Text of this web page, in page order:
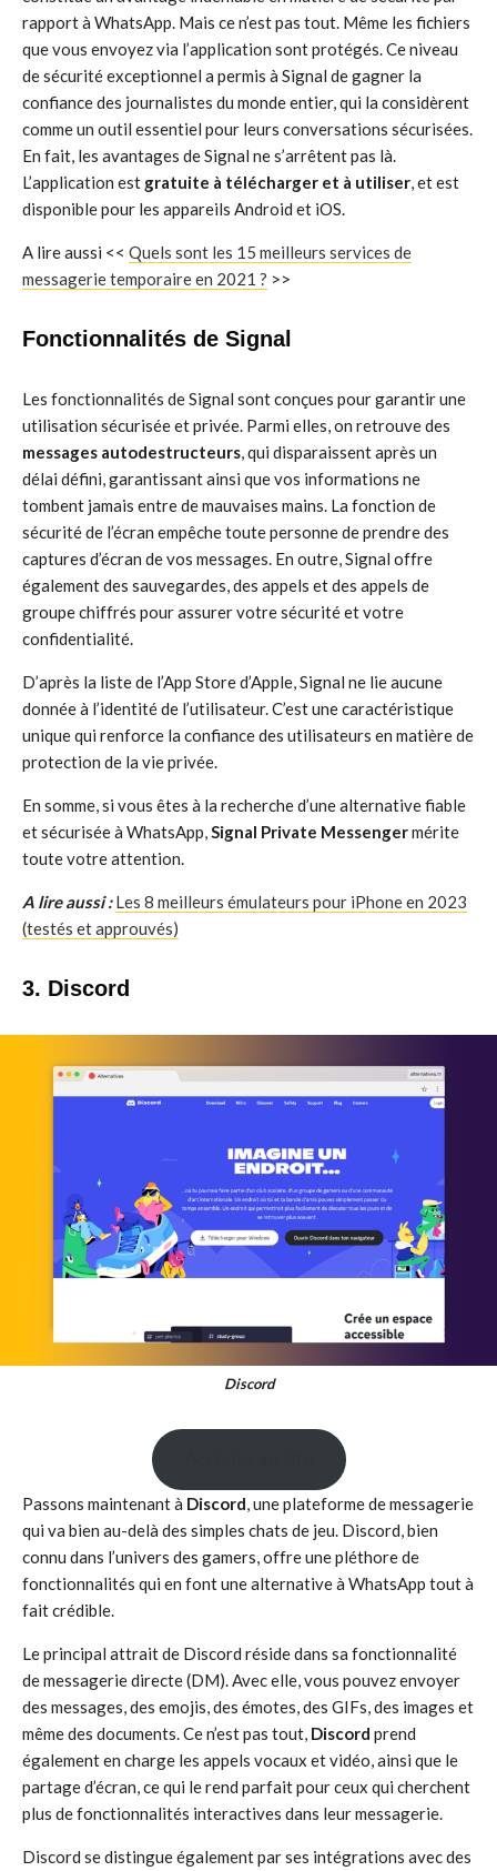
rapport à WhatsApp. Mais ce n’est pas tout. Même les fichiers
que vous envoyez via l’application sont protégés. Ce niveau
de sécurité exceptionnel a permis à Signal de gagner la
confiance des journalistes du monde entier, qui la considèrent
comme un outil essentiel pour leurs conversations sécurisées.
En fait, les avantages de Signal ne s’arrêtent pas là.
L’application est gratuite à télécharger et à utiliser , et est
disponible pour les appareils Android et iOS.
A lire aussi << Quels sont les 15 meilleurs services de
messagerie temporaire en 2021 ? >>
Fonctionnalités de Signal
Les fonctionnalités de Signal sont conçues pour garantir une
utilisation sécurisée et privée. Parmi elles, on retrouve des
messages autodestructeurs , qui disparaissent après un
délai défini, garantissant ainsi que vos informations ne
tombent jamais entre de mauvaises mains. La fonction de
sécurité de l’écran empêche toute personne de prendre des
captures d’écran de vos messages. En outre, Signal offre
également des sauvegardes, des appels et des appels de
groupe chiffrés pour assurer votre sécurité et votre
confidentialité.
D’après la liste de l’App Store d’Apple, Signal ne lie aucune
donnée à l’identité de l’utilisateur. C’est une caractéristique
unique qui renforce la confiance des utilisateurs en matière de
protection de la vie privée.
En somme, si vous êtes à la recherche d’une alternative fiable
et sécurisée à WhatsApp, Signal Private Messengermérite
toute votre attention.
A lire aussi :Les 8 meilleurs émulateurs pour iPhone en 2023
(testés et approuvés)
3. Discord
Discord
Passons maintenant à Discord , une plateforme de messagerie
qui va bien au-delà des simples chats de jeu. Discord, bien
connu dans l’univers des gamers, offre une pléthore de
fonctionnalités qui en font une alternative à WhatsApp tout à
fait crédible.
Le principal attrait de Discord réside dans sa fonctionnalité
de messagerie directe (DM). Avec elle, vous pouvez envoyer
des messages, des emojis, des émotes, des GIFs, des images et
même des documents. Ce n’est pas tout, Discord prend
également en charge les appels vocaux et vidéo, ainsi que le
partage d’écran, ce qui le rend parfait pour ceux qui cherchent
plus de fonctionnalités interactives dans leur messagerie.
Discord se distingue également par ses intégrations avec des